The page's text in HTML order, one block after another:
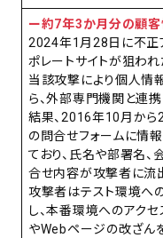
ー約7年3か月分の顧
2024年1月28日に不正
ポレートサイトが狙われ
当該攻撃により個人情
ら、外部専門機関と連
結果、2016年10月から
の問合せフォームに情
ており、氏名や部署名、
合せ内容が攻撃者に流
攻撃者はテスト環境へ
し、本番環境へのアク
やWebページの改ざん